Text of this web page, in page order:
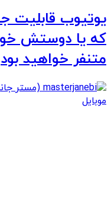
یوتیوب قابلیت
که یا دوستش
متنفر خواهید بود